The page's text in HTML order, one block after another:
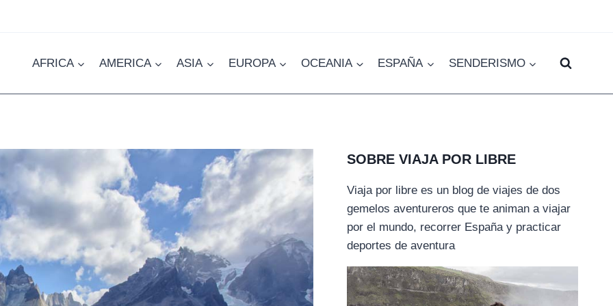
AFRICA AMERICA ASIA EUROPA OCEANIA ESPAÑA SENDERISMO
SOBRE VIAJA POR LIBRE
Viaja por libre es un blog de viajes de dos
gemelos aventureros que te animan a viajar
por el mundo, recorrer España y practicar
deportes de aventura